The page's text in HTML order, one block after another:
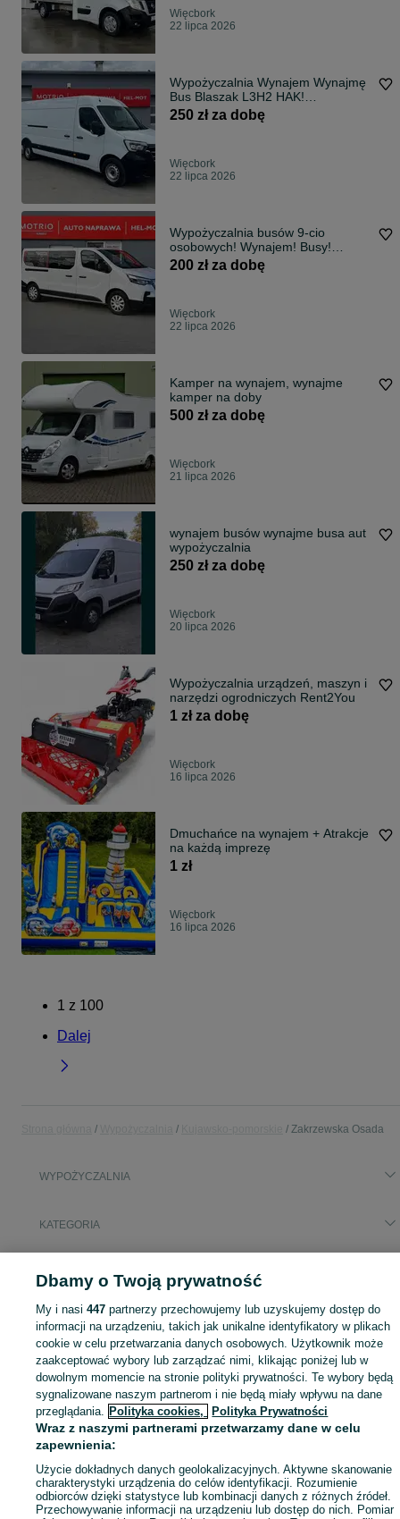
Więcbork
22 lipca 2026
Wypożyczalnia Wynajem Wynajmę
Bus Blaszak L3H2 HAK!
___4.30x1,75___
250 zł za dobę
Więcbork
22 lipca 2026
Wypożyczalnia busów 9-cio
osobowych! Wynajem! Busy!
Kierowca! Lawety!
200 zł za dobę
Więcbork
22 lipca 2026
Kamper na wynajem, wynajme
kamper na doby
500 zł za dobę
Więcbork
21 lipca 2026
wynajem busów wynajme busa aut
wypożyczalnia
250 zł za dobę
Więcbork
20 lipca 2026
Wypożyczalnia urządzeń, maszyn i
narzędzi ogrodniczych Rent2You
1 zł za dobę
Więcbork
16 lipca 2026
Dmuchańce na wynajem + Atrakcje
na każdą imprezę
1 zł
Więcbork
16 lipca 2026
1 z 100
Dalej
Zakrzewska Osada
WYPOŻYCZALNIA
KATEGORIA
Mapa kategorii
Mapa miejscowości
Mapa ministron
Popularne wyszukiwania
Dbamy o Twoją prywatność
My i nasi447 partnerzy przechowujemy lub uzyskujemy dostęp do
informacji na urządzeniu, takich jak unikalne identyfikatory w plikach
cookie w celu przetwarzania danych osobowych. Użytkownik może
zaakceptować wybory lub zarządzać nimi, klikając poniżej lub w
dowolnym momencie na stronie polityki prywatności. Te wybory będą
sygnalizowane naszym partnerom i nie będą miały wpływu na dane
przeglądania. Polityka cookies, Polityka Prywatności
Wraz z naszymi partnerami przetwarzamy dane w celu
zapewnienia:
Użycie dokładnych danych geolokalizacyjnych. Aktywne skanowanie
charakterystyki urządzenia do celów identyfikacji. Rozumienie
odbiorców dzięki statystyce lub kombinacji danych z różnych źródeł.
Przechowywanie informacji na urządzeniu lub dostęp do nich. Pomiar